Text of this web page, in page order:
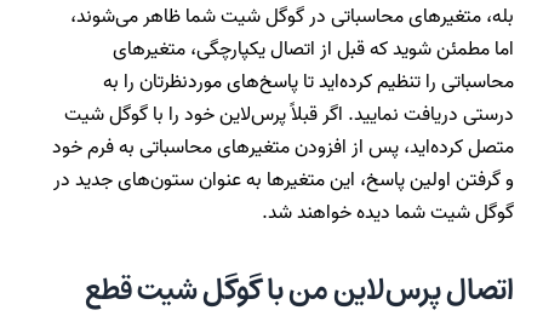
بله، متغیرهای محاسباتی در گوگل شیت شما ظاهر می‌شوند،
اما مطمئن شوید که قبل از اتصال یکپارچگی، متغیرهای
محاسباتی را تنظیم کرده‌اید تا پاسخ‌های موردنظرتان را به
درستی دریافت نمایید. اگر قبلاً پرس‌لاین خود را با گوگل شیت
متصل کرده‌اید، پس از افزودن متغیرهای محاسباتی به فرم خود
و گرفتن اولین پاسخ، این متغیرها به عنوان ستون‌های جدید در
گوگل شیت شما دیده خواهند شد.
اتصال پرس‌لاین من با گوگل شیت قطع